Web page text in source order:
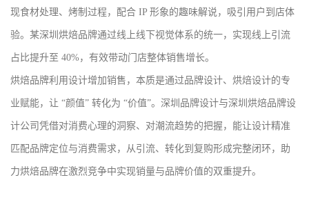
现食材处理、烤制过程，配合 IP 形象的趣味解说，吸引用户到店体
验。某深圳烘焙品牌通过线上线下视觉体系的统一，实现线上引流
占比提升至 40%，有效带动门店整体销售增长。
烘焙品牌利用设计增加销售，本质是通过品牌设计、烘焙设计的专
业赋能，让 “颜值” 转化为 “价值”。深圳品牌设计与深圳烘焙品牌设
计公司凭借对消费心理的洞察、对潮流趋势的把握，能让设计精准
匹配品牌定位与消费需求，从引流、转化到复购形成完整闭环，助
力烘焙品牌在激烈竞争中实现销量与品牌价值的双重提升。